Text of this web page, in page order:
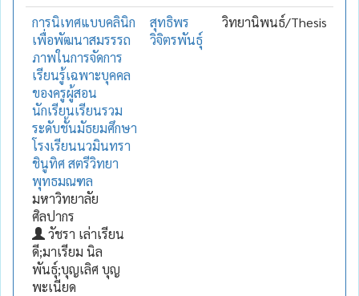
การนิเทศแบบคลินิก
เพื่อพัฒนาสมรรรถ
ภาพในการจัดการ
เรียนรู้เฉพาะบุคคล
ของครูผู้สอน
นักเรียนเรียนรวม
ระดับชั้นมัธยมศึกษา
โรงเรียนนวมินทรา
ชินูทิศ สตรีวิทยา
พุทธมณฑล
มหาวิทยาลัย
ศิลปากร
วัชรา เล่าเรียน
ดี;มาเรียม นิล
พันธุ์;บุญเลิศ บุญ
พะเนียด
สุทธิพร
วิจิตรพันธุ์
วิทยานิพนธ์/Thesis